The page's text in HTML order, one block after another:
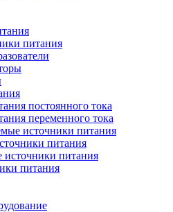
питания
постоянного тока
переменного тока
источники питания
питания
питания
питания